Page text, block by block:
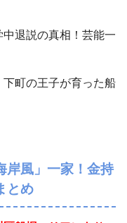
退説の真相！芸能一
町の王子が育った船
岸風」一家！金持
とめ